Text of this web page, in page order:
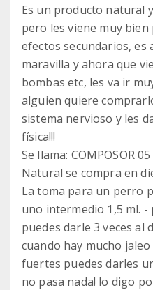
Es un producto natural
pero les viene muy
efectos secundarios, es
maravilla y ahora que
bombas etc, les va ir
alguien quiere
sistema nervioso y les
física!!!
Se llama: COMPOSOR
Natural se compra en
La toma para un perro
uno intermedio 1,5 ml.
puedes darle 3 veces al
cuando hay mucho
fuertes puedes darles
no pasa nada! lo digo